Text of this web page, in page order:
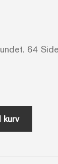
64
kurv